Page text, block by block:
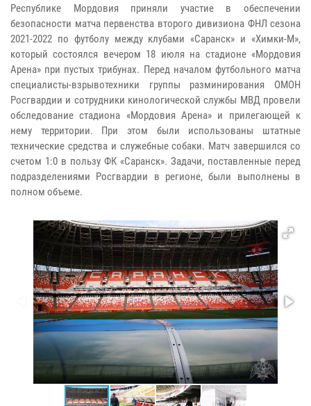
Республике Мордовия приняли участие в обеспечении
безопасности матча первенства второго дивизиона ФНЛ сезона
2021-2022 по футболу между клубами «Саранск» и «Химки-М»,
который состоялся вечером 18 июля на стадионе «Мордовия
Арена» при пустых трибунах. Перед началом футбольного матча
специалисты-взрывотехники группы разминирования ОМОН
Росгвардии и сотрудники кинологической службы МВД провели
обследование стадиона «Мордовия Арена» и прилегающей к
нему территории. При этом были использованы штатные
технические средства и служебные собаки. Матч завершился со
счетом 1:0 в пользу ФК «Саранск». Задачи, поставленные перед
подразделениями Росгвардии в регионе, были выполнены в
полном объеме.